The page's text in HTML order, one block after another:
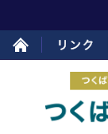
ホーム リンク